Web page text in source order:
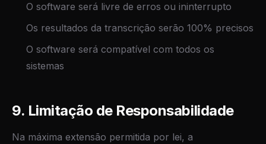
O software será livre de erros ou ininterrupto
Os resultados da transcrição serão 100% precisos
O software será compatível com todos os
sistemas
9. Limitação de Responsabilidade
Na máxima extensão permitida por lei, a